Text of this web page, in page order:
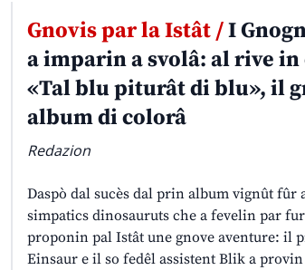
Gnovis par la Istât /I
a imparin a svolâ: al rive
«Tal blu piturât di blu», il
album di colorâ
Redazion
Daspò dal sucès dal prin album vignût fûr
simpatics dinosauruts che a fevelin par
proponin pal Istât une gnove aventure: il
Einsaur e il so fedêl assistent Blik a